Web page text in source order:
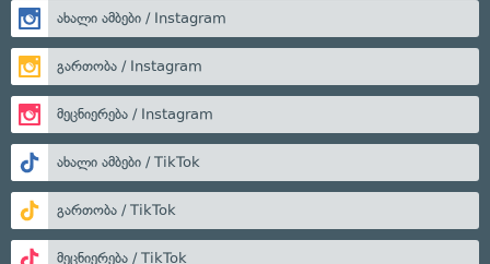
ახალი ამბები / Instagram
გართობა / Instagram
მეცნიერება / Instagram
ახალი ამბები / TikTok
გართობა / TikTok
მეცნიერება / TikTok